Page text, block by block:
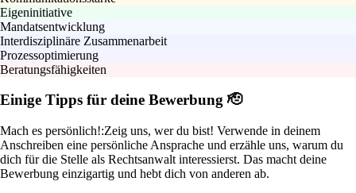
Eigeninitiative
Mandatsentwicklung
Interdisziplinäre Zusammenarbeit
Prozessoptimierung
Beratungsfähigkeiten
Einige Tipps für deine Bewerbung 🫡
Mach es persönlich!:Zeig uns, wer du bist! Verwende in deinem
Anschreiben eine persönliche Ansprache und erzähle uns, warum du
dich für die Stelle als Rechtsanwalt interessierst. Das macht deine
Bewerbung einzigartig und hebt dich von anderen ab.